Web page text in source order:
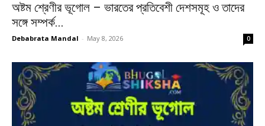
অষ্টম শ্রেণীর ভূগোল – ভারতের প্রতিবেশী দেশসমূহ ও তাদের
সঙ্গে সম্পর্ক...
Debabrata Mandal - May 8, 2026 0